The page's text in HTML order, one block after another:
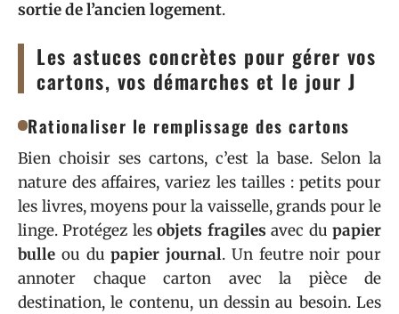
sortie de l’ancien logement.
Les astuces concrètes pour gérer vos
cartons, vos démarches et le jour J
Rationaliser le remplissage des cartons
Bien choisir ses cartons, c’est la base. Selon la
nature des affaires, variez les tailles : petits pour
les livres, moyens pour la vaisselle, grands pour le
linge. Protégez lesobjets fragiles avec dupapier
bulle ou dupapier journal. Un feutre noir pour
annoter chaque carton avec la pièce de
destination, le contenu, un dessin au besoin. Les